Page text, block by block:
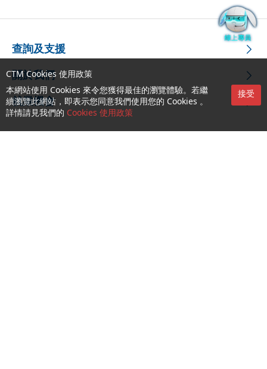
查詢及支援
關於我們
就業機會
CTM Cookies 使用政策
本網站使用 Cookies 來令您獲得最佳的瀏覽體驗。若繼
續瀏覽此網站，即表示您同意我們使用您的 Cookies 。
詳情請見我們的 Cookies 使用政策
接受